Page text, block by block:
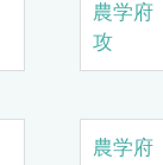
農学
攻
農学